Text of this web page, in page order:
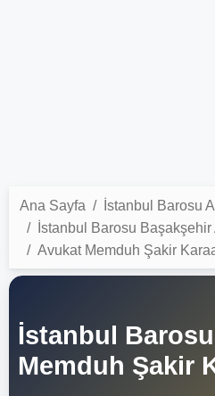
Ana Sayfa
İstanbul Barosu
İstanbul Barosu
Avukat Memduh Şakir
İstanbul
Memduh Şakir